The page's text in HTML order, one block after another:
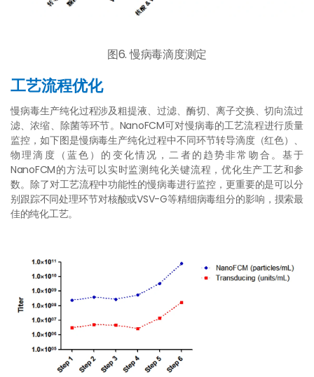
图6. 慢病毒滴度测定
工艺流程优化
慢病毒生产纯化过程涉及粗提液、过滤、酶切、离子交换、切向流过
滤、浓缩、除菌等环节。NanoFCM可对慢病毒的工艺流程进行质量
监控，如下图是慢病毒生产纯化过程中不同环节转导滴度（红色）、
物理滴度（蓝色）的变化情况，二者的趋势非常吻合。基于
NanoFCM的方法可以实时监测纯化关键流程，优化生产工艺和参
数。除了对工艺流程中功能性的慢病毒进行监控，更重要的是可以分
别跟踪不同处理环节对核酸或VSV-G等精细病毒组分的影响，摸索最
佳的纯化工艺。